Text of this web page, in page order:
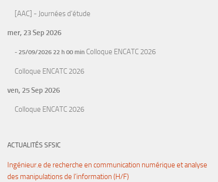
[AAC] - Journées d'étude
mer, 23 Sep 2026
- 25/09/2026 22 h 00 min Colloque ENCATC 2026
Colloque ENCATC 2026
ven, 25 Sep 2026
Colloque ENCATC 2026
ACTUALITÉS SFSIC
Ingénieur.e de recherche en communication numérique et analyse
des manipulations de l’information (H/F)